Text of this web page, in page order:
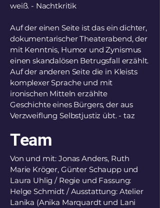
weiß. - Nachtkritik
Auf der einen Seite ist das ein dichter,
dokumentarischer Theaterabend, der
mit Kenntnis, Humor und Zynismus
einen skandalösen Betrugsfall erzählt.
Auf der anderen Seite die in Kleists
komplexer Sprache und mit
ironischen Mitteln erzählte
Geschichte eines Bürgers, der aus
Verzweiflung Selbstjustiz übt. - taz
Team
Von und mit: Jonas Anders, Ruth
Marie Kröger, Günter Schaupp und
Laura Uhlig / Regie und Fassung:
Helge Schmidt / Ausstattung: Atelier
Lanika (Anika Marquardt und Lani